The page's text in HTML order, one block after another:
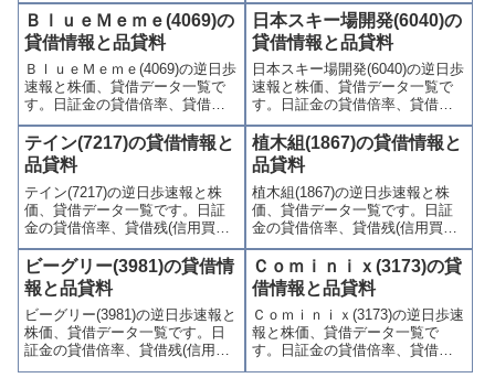
歩)、東証の週末残高、規制(注意
喚起・申込停止)など、空売り関
連情報を集計し、図解でわかり
やすくまとめて掲載していま
す。
料(逆日歩)、東証の週末残高、規
制(注意喚起・申込停止)など、空
売り関連情報を集計し、図解で
わかりやすくまとめて掲載して
います。
ＢｌｕｅＭｅｍｅ(4069)の
貸借情報と品貸料
ＢｌｕｅＭｅｍｅ(4069)の逆日歩
速報と株価、貸借データ一覧で
す。日証金の貸借倍率、貸借残
(信用買残、信用売残)、品貸料
(逆日歩)、東証の週末残高、規制
(注意喚起・申込停止)など、空売
り関連情報を集計し、図解でわ
かりやすくまとめて掲載してい
ます。
日本スキー場開発(6040)の
貸借情報と品貸料
日本スキー場開発(6040)の逆日歩
速報と株価、貸借データ一覧で
す。日証金の貸借倍率、貸借残
(信用買残、信用売残)、品貸料
(逆日歩)、東証の週末残高、規制
(注意喚起・申込停止)など、空売
り関連情報を集計し、図解でわ
かりやすくまとめて掲載してい
ます。
テイン(7217)の貸借情報と
品貸料
テイン(7217)の逆日歩速報と株
価、貸借データ一覧です。日証
金の貸借倍率、貸借残(信用買
残、信用売残)、品貸料(逆日
歩)、東証の週末残高、規制(注意
喚起・申込停止)など、空売り関
連情報を集計し、図解でわかり
やすくまとめて掲載していま
す。
植木組(1867)の貸借情報と
品貸料
植木組(1867)の逆日歩速報と株
価、貸借データ一覧です。日証
金の貸借倍率、貸借残(信用買
残、信用売残)、品貸料(逆日
歩)、東証の週末残高、規制(注意
喚起・申込停止)など、空売り関
連情報を集計し、図解でわかり
やすくまとめて掲載していま
す。
ビーグリー(3981)の貸借情
報と品貸料
ビーグリー(3981)の逆日歩速報と
株価、貸借データ一覧です。日
証金の貸借倍率、貸借残(信用買
残、信用売残)、品貸料(逆日
Ｃｏｍｉｎｉｘ(3173)の貸
借情報と品貸料
Ｃｏｍｉｎｉｘ(3173)の逆日歩速
報と株価、貸借データ一覧で
す。日証金の貸借倍率、貸借残
(信用買残、信用売残)、品貸料